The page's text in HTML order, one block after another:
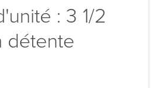
: 3 1/2
détente